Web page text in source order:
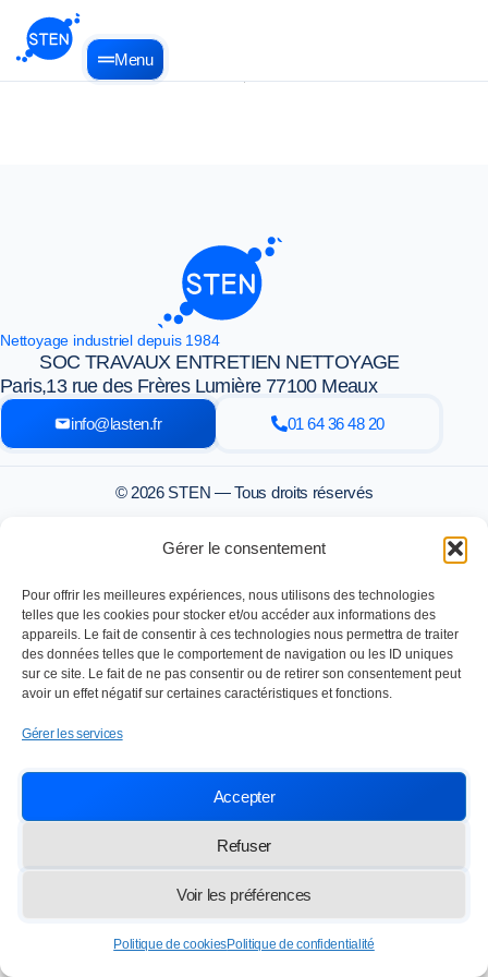
Gérer le consentement
Pour offrir les meilleures expériences, nous utilisons des technologies
telles que les cookies pour stocker et/ou accéder aux informations des
appareils. Le fait de consentir à ces technologies nous permettra de traiter
des données telles que le comportement de navigation ou les ID uniques
sur ce site. Le fait de ne pas consentir ou de retirer son consentement peut
avoir un effet négatif sur certaines caractéristiques et fonctions.
Gérer les services
Accepter
Refuser
Voir les préférences
Politique de cookiesPolitique de confidentialité
Menu
Nettoyage industriel depuis 1984
SOC TRAVAUX ENTRETIEN NETTOYAGE
Paris,13 rue des Frères Lumière 77100 Meaux
info@lasten.fr 01 64 36 48 20
© 2026 STEN — Tous droits réservés